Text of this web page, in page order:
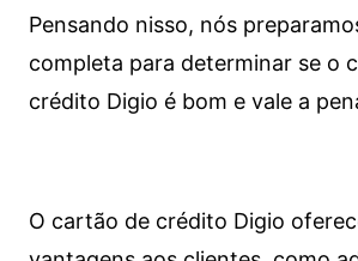
Pensando nisso, nós
completa para determinar se o
crédito Digio é bom e vale a
O cartão de crédito Digio